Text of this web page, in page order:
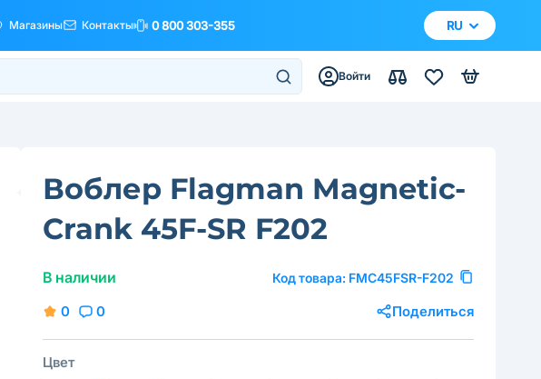
Магазины Контакты 0 800 303-355 RU
Войти
Воблер Flagman Magnetic-
Crank 45F-SR F202
В наличии Код товара: FMC45FSR-F202
0 0 Поделиться
Цвет